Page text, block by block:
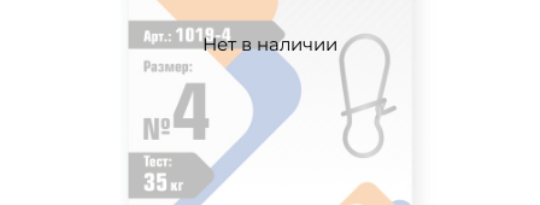
Нет в наличии